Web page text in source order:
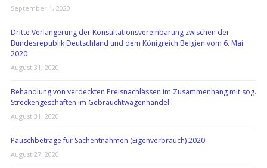
September 1, 2020
Dritte Verlängerung der Konsultationsvereinbarung zwischen der
Bundesrepublik Deutschland und dem Königreich Belgien vom 6. Mai
2020
August 31, 2020
Behandlung von verdeckten Preisnachlässen im Zusammenhang mit sog.
Streckengeschäften im Gebrauchtwagenhandel
August 31, 2020
Pauschbeträge für Sachentnahmen (Eigenverbrauch) 2020
August 27, 2020